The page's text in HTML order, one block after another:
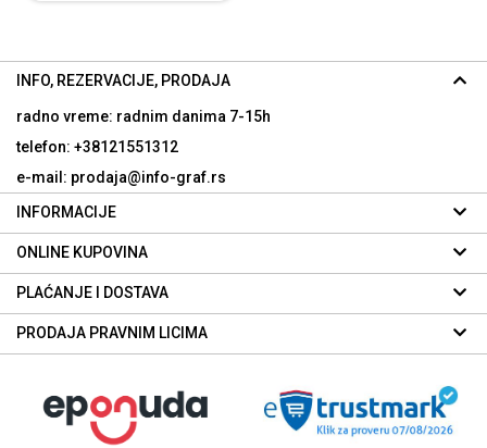
INFO, REZERVACIJE, PRODAJA
radno vreme: radnim danima 7-15h
telefon: +38121551312
e-mail: prodaja@info-graf.rs
INFORMACIJE
ONLINE KUPOVINA
PLAĆANJE I DOSTAVA
PRODAJA PRAVNIM LICIMA